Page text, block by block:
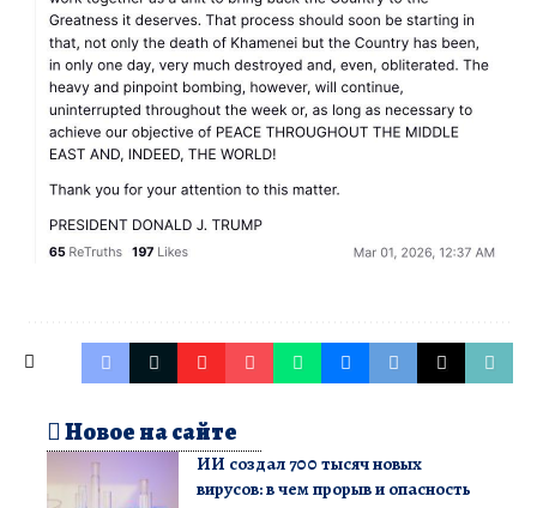
Новое на сайте
ИИ создал 700 тысяч новых
вирусов: в чем прорыв и опасность